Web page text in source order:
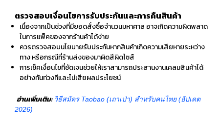
ตรวจสอบเงื่อนไขการรับประกันและการคืนสินค้า
เนื่องจากเป็นช่วงที่มียอดสั่งซื้อจำนวนมหาศาล อาจเกิดความผิดพลาด
ในการแพ็คของจากร้านค้าได้ง่าย
ควรตรวจสอบนโยบายรับประกันหากสินค้าเกิดความเสียหายระหว่าง
ทาง หรือกรณีที่ร้านส่งของมาผิดสีผิดไซส์
การเช็คเงื่อนไขที่ชัดเจนช่วยให้เราสามารถประสานงานเคลมสินค้าได้
อย่างทันท่วงทีและไม่เสียผลประโยชน์
อ่านเพิ่มเติม: วิธีสมัคร Taobao (เถาเป่า) สำหรับคนไทย (อัปเดต
2026)